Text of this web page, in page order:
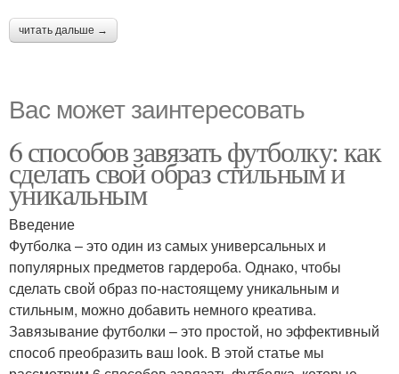
читать дальше →
Вас может заинтересовать
6 способов завязать футболку: как
сделать свой образ стильным и
уникальным
Введение
Футболка – это один из самых универсальных и
популярных предметов гардероба. Однако, чтобы
сделать свой образ по-настоящему уникальным и
стильным, можно добавить немного креатива.
Завязывание футболки – это простой, но эффективный
способ преобразить ваш look. В этой статье мы